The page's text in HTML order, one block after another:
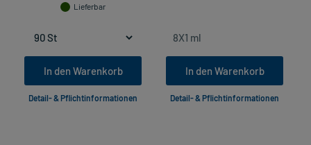
Lieferbar
In den Warenkorb
Detail- & Pflichtinformationen
In den Warenkorb
Detail- & Pflichtinformationen